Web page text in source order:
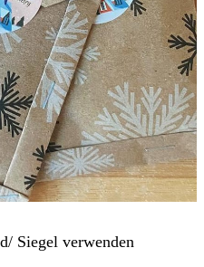
Siegel verwenden